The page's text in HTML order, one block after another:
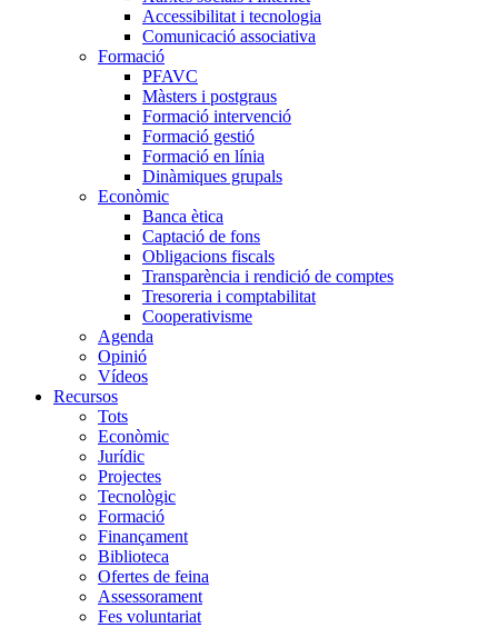
Accessibilitat i tecnologia
Comunicació associativa
Formació
PFAVC
Màsters i postgraus
Formació intervenció
Formació gestió
Formació en línia
Dinàmiques grupals
Econòmic
Banca ètica
Captació de fons
Obligacions fiscals
Transparència i rendició de comptes
Tresoreria i comptabilitat
Cooperativisme
Agenda
Opinió
Vídeos
Recursos
Tots
Econòmic
Jurídic
Projectes
Tecnològic
Formació
Finançament
Biblioteca
Ofertes de feina
Assessorament
Fes voluntariat